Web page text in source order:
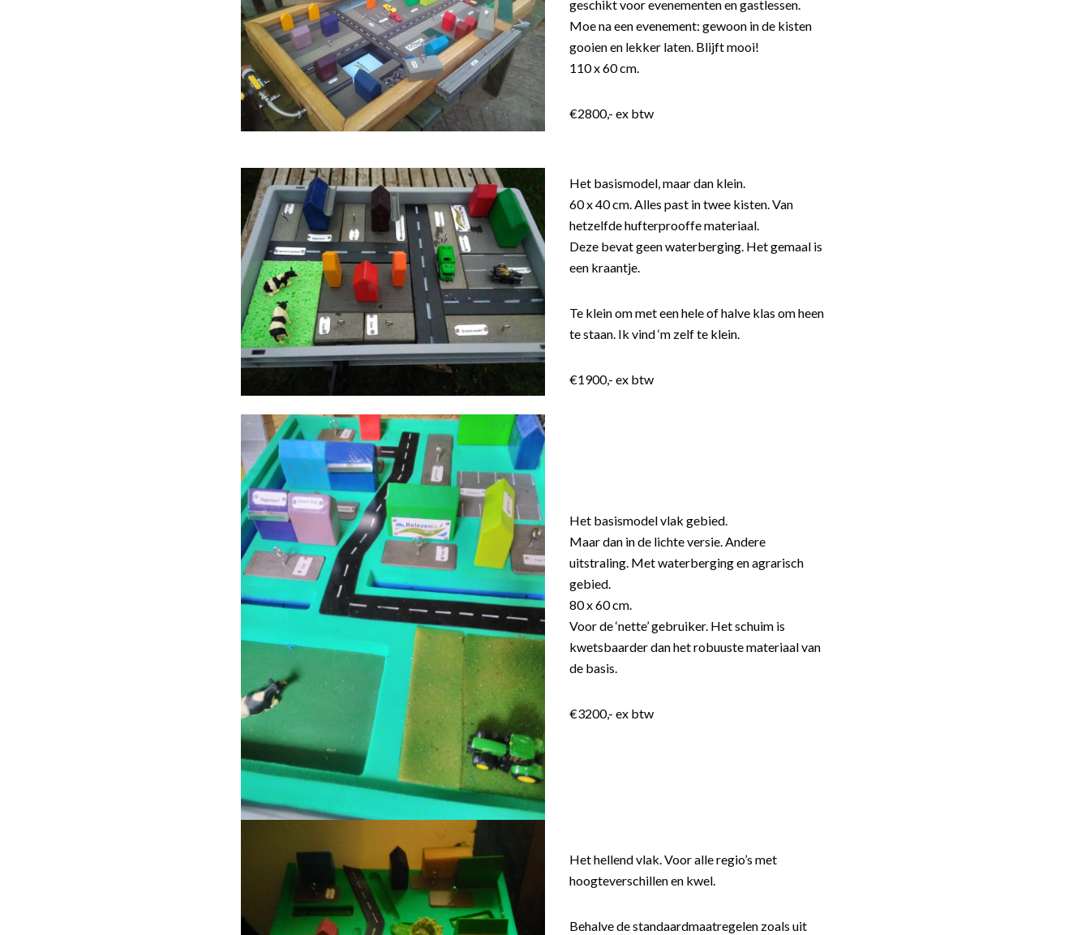
geschikt voor evenementen en gastlessen.
Moe na een evenement: gewoon in de kisten
gooien en lekker laten. Blijft mooi!
110 x 60 cm.
€2800,- ex btw
Het basismodel, maar dan klein.
60 x 40 cm. Alles past in twee kisten. Van
hetzelfde hufterprooffe materiaal.
Deze bevat geen waterberging. Het gemaal is
een kraantje.
Te klein om met een hele of halve klas om heen
te staan. Ik vind ‘m zelf te klein.
€1900,- ex btw
Het basismodel vlak gebied.
Maar dan in de lichte versie. Andere
uitstraling. Met waterberging en agrarisch
gebied.
80 x 60 cm.
Voor de ‘nette’ gebruiker. Het schuim is
kwetsbaarder dan het robuuste materiaal van
de basis.
€3200,- ex btw
Het hellend vlak. Voor alle regio’s met
hoogteverschillen en kwel.
Behalve de standaardmaatregelen zoals uit